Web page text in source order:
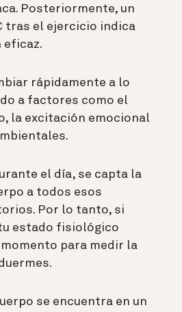
Posteriormente, un
tras el ejercicio indica
eficaz.
rápidamente a lo
a factores como el
la excitación emocional
el día, se capta la
a todos esos
Por lo tanto, si
estado fisiológico
para medir la
se encuentra en un